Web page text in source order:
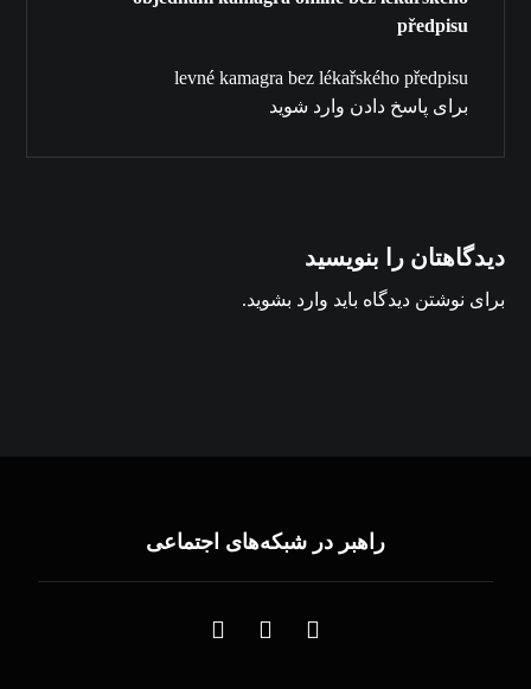
předpisu
levné kamagra bez lékařského předpisu
برای پاسخ دادن وارد شوید
دیدگاهتان را بنویسید
برای نوشتن دیدگاه باید وارد بشوید.
راهبر در شبکه‌های اجتماعی